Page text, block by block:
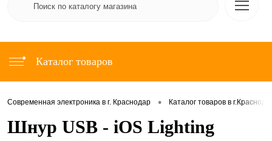
Каталог товаров
Современная электроника в г. Краснодар • Каталог товаров в
Шнур USB - iOS Lighting